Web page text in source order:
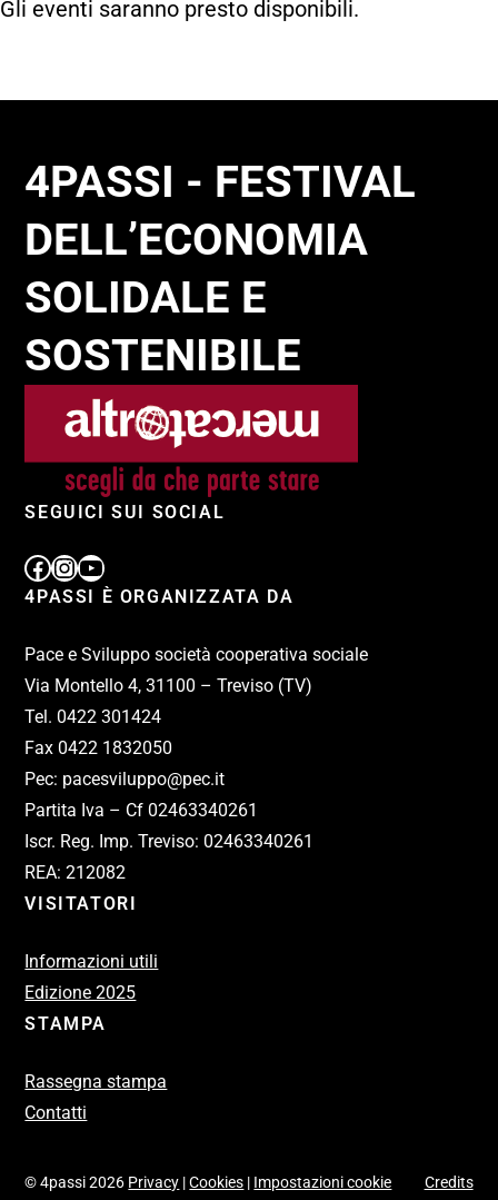
Gli eventi saranno presto disponibili.
4PASSI - FESTIVAL
DELL’ECONOMIA
SOLIDALE E
SOSTENIBILE
SEGUICI SUI SOCIAL
4PASSI È ORGANIZZATA DA
Pace e Sviluppo società cooperativa sociale
Via Montello 4, 31100 – Treviso (TV)
Tel. 0422 301424
Fax 0422 1832050
Pec: pacesviluppo@pec.it
Partita Iva – Cf 02463340261
Iscr. Reg. Imp. Treviso: 02463340261
REA: 212082
VISITATORI
Informazioni utili
Edizione 2025
STAMPA
Rassegna stampa
Contatti
© 4passi 2026 Privacy |Cookies | Impostazioni cookie Credits